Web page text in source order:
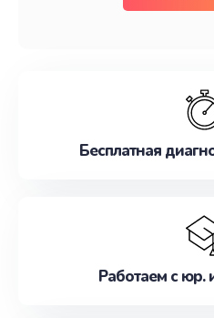
Бесплатная
Работаем с юр.